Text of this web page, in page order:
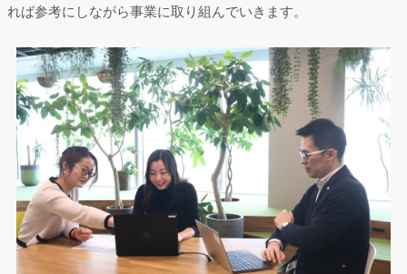
れば参考にしながら事業に取り組んでいきます。